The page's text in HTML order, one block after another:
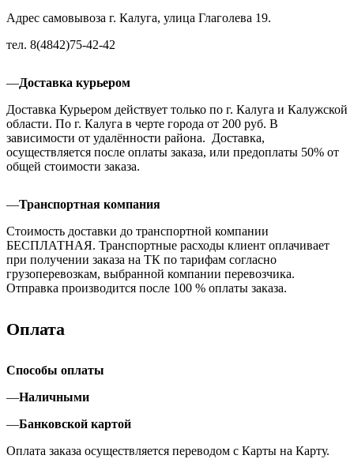
Адрес самовывоза г. Калуга, улица Глаголева 19.
тел. 8(4842)75-42-42
—Доставка курьером
Доставка Курьером действует только по г. Калуга и Калужской
области. По г. Калуга в черте города от 200 руб. В
зависимости от удалённости района. Доставка,
осуществляется после оплаты заказа, или предоплаты 50% от
общей стоимости заказа.
—Транспортная компания
Стоимость доставки до транспортной компании
БЕСПЛАТНАЯ. Транспортные расходы клиент оплачивает
при получении заказа на ТК по тарифам согласно
грузоперевозкам, выбранной компании перевозчика.
Отправка производится после 100 % оплаты заказа.
Оплата
Способы оплаты
—Наличными
—Банковской картой
Оплата заказа осуществляется переводом с Карты на Карту.